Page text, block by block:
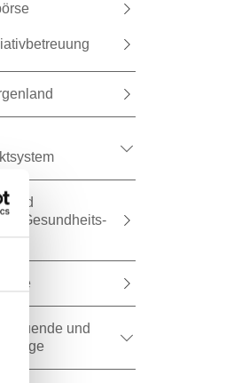
und
in Gesundheits-
und